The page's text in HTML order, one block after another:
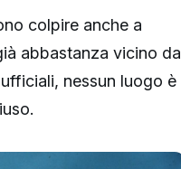
colpire anche a
abbastanza vicino da
nessun luogo è